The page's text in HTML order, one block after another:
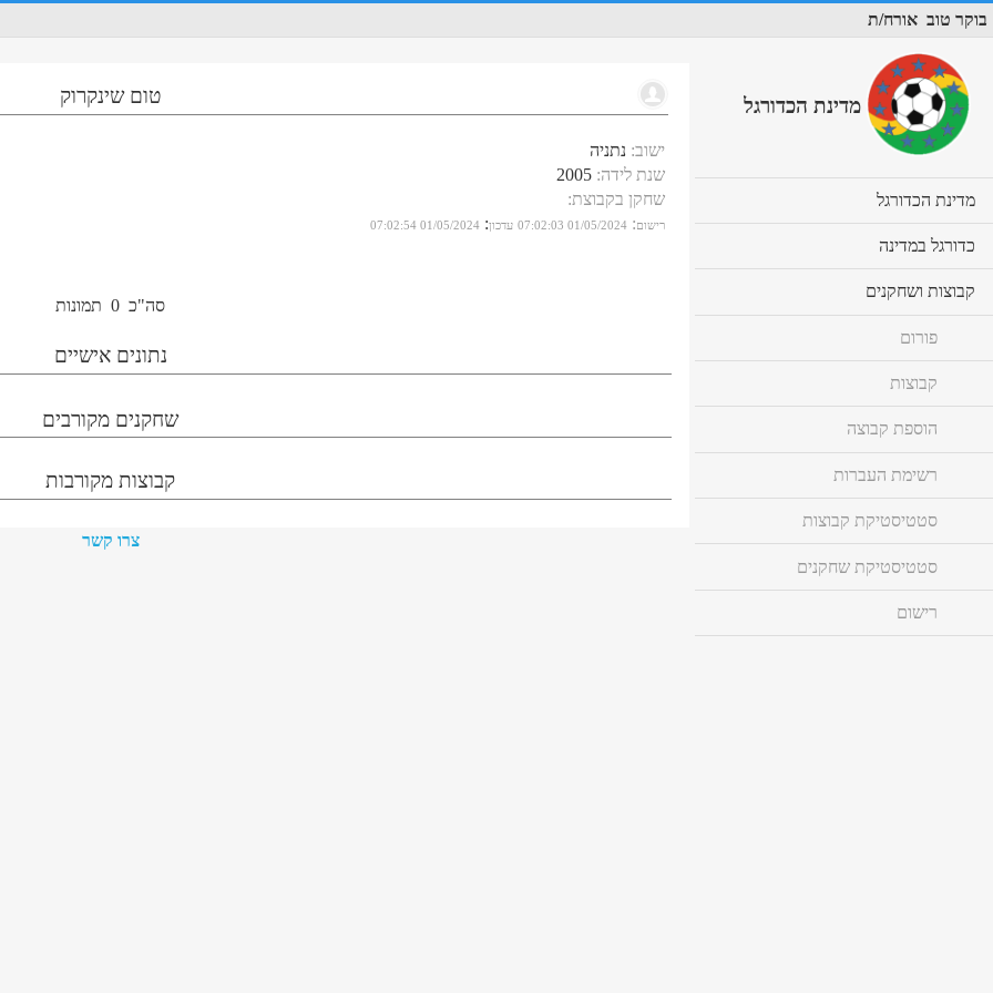
בוקר טוב אורח/ת
טום שינקרוק
ישוב: נתניה
שנת לידה:
2005
שחקן בקבוצת:
רישום:
01/05/2024 07:02:03 עדכון:
01/05/2024 07:02:54
סה"כ 0 תמונות
נתונים אישיים
שחקנים מקורבים
קבוצות מקורבות
צרו קשר
מדינת הכדורגל
מדינת הכדורגל
to
כדורגל במדינה
to
קבוצות ושחקנים
to
פורום
קבוצות
הוספת קבוצה
רשימת העברות
סטטיסטיקת קבוצות
סטטיסטיקת שחקנים
רישום